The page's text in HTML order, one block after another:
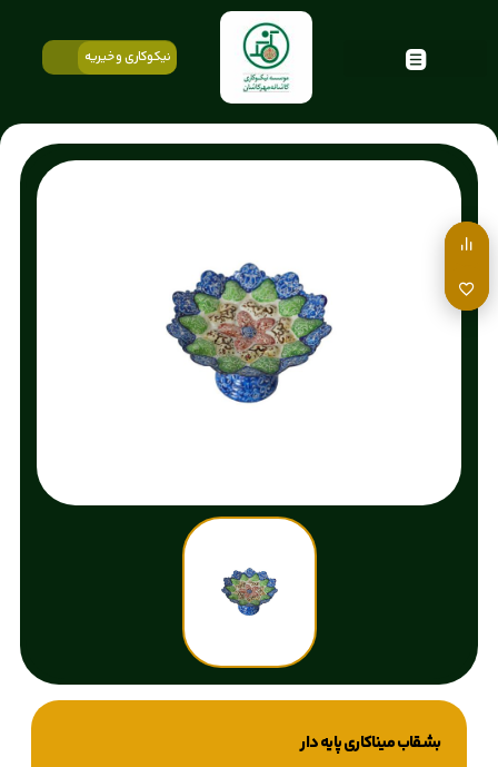
نیکوکاری و خیریه
بشقاب میناکاری پایه دار